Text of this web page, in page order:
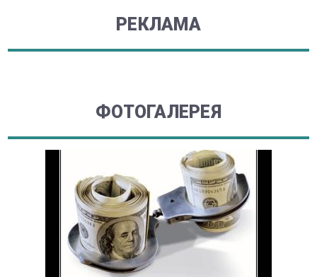
РЕКЛАМА
ФОТОГАЛЕРЕЯ